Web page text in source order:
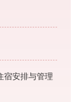
宿安排与管理